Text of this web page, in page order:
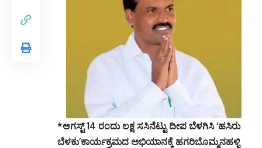
*ಆಗಸ್ಟ್ 14 ರಂದು ಲಕ್ಷ ಸಸಿನೆಟ್ಟು ದೀಪ ಬೆಳಗಿಸಿ ‘ಹಸಿರು
ಬೆಳಕು’ಕಾರ್ಯಕ್ರಮದ ಅಭಿಯಾನಕ್ಕೆ ಹಗರಿಬೊಮ್ಮನಹಳ್ಳಿ